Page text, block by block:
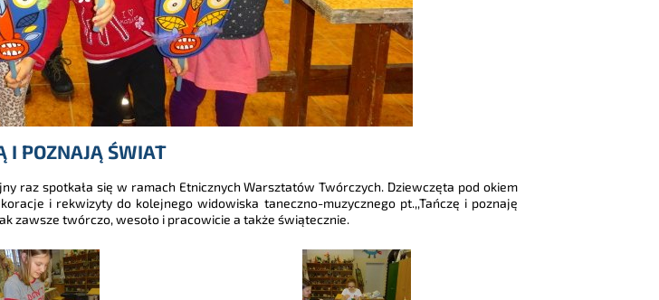
I POZNAJĄ ŚWIAT
raz spotkała się w ramach Etnicznych Warsztatów Twórczych. Dziewczęta pod okiem
i rekwizyty do kolejnego widowiska taneczno-muzycznego pt.,,Tańczę i poznaję
zawsze twórczo, wesoło i pracowicie a także świątecznie.